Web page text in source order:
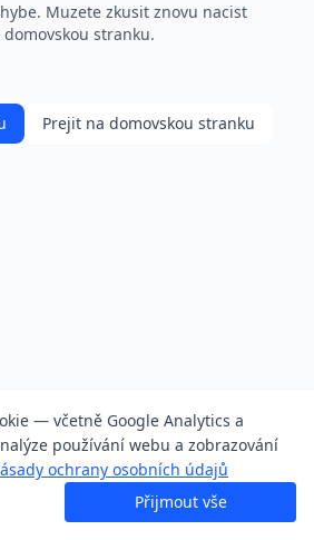
Muzete zkusit znovu nacist
stranku.
Prejit na domovskou stranku
— včetně Google Analytics a
používání webu a zobrazování
ochrany osobních údajů
Přijmout vše